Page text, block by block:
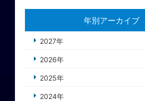
年別アーカイブ
2027年
2026年
2025年
2024年